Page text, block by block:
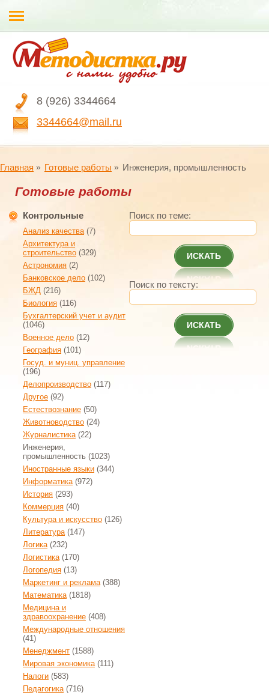
8 (926) 3344664
3344664@mail.ru
Главная Готовые работы Инженерия, промышленность
Готовые работы
Контрольные
Анализ качества(7)
Архитектура и
строительство (329)
Астрономия (2)
Банковское дело (102)
БЖД (216)
Биология (116)
Бухгалтерский учет и аудит
(1046)
Военное дело (12)
География (101)
Госуд. и муниц. управление
(196)
Делопроизводство (117)
Другое (92)
Естествознание (50)
Животноводство (24)
Журналистика(22)
Инженерия,
промышленность (1023)
Иностранные языки (344)
Информатика(972)
История (293)
Коммерция (40)
Культура и искусство (126)
Литература(147)
Логика(232)
Логистика(170)
Логопедия (13)
Маркетинг и реклама(388)
Математика(1818)
Медицина и
здравоохранение (408)
Международные отношения
(41)
Менеджмент (1588)
Мировая экономика(111)
Налоги (583)
Педагогика(716)
Поиск по теме:
ИСКАТЬ
Поиск по тексту:
ИСКАТЬ